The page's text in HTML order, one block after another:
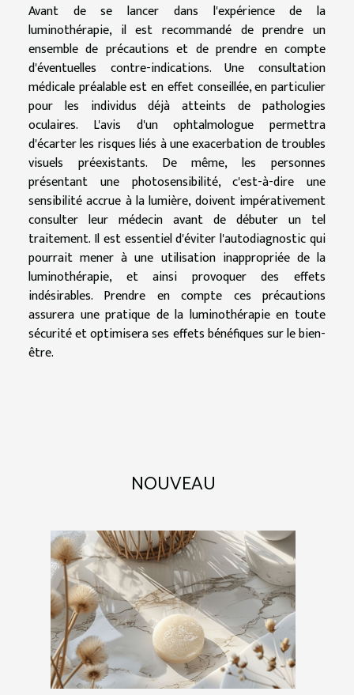
Avant de se lancer dans l'expérience de la
luminothérapie, il est recommandé de prendre un
ensemble de précautions et de prendre en compte
d'éventuelles contre-indications. Une consultation
médicale préalable est en effet conseillée, en particulier
pour les individus déjà atteints de pathologies
oculaires. L'avis d'un ophtalmologue permettra
d'écarter les risques liés à une exacerbation de troubles
visuels préexistants. De même, les personnes
présentant une photosensibilité, c'est-à-dire une
sensibilité accrue à la lumière, doivent impérativement
consulter leur médecin avant de débuter un tel
traitement. Il est essentiel d'éviter l'autodiagnostic qui
pourrait mener à une utilisation inappropriée de la
luminothérapie, et ainsi provoquer des effets
indésirables. Prendre en compte ces précautions
assurera une pratique de la luminothérapie en toute
sécurité et optimisera ses effets bénéfiques sur le bien-
être.
NOUVEAU